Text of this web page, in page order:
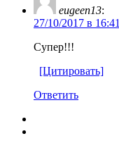
eugeen13:
27/10/2017 в 16:41
Супер!!!
[Цитировать]
Ответить